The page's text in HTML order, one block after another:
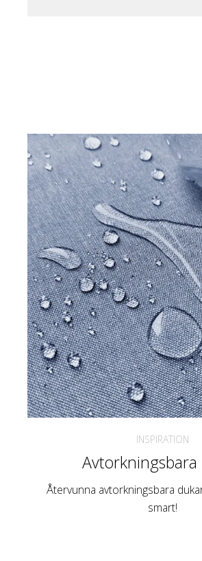
INSPIRATION
Återvunna avtorkningsbara
smart!